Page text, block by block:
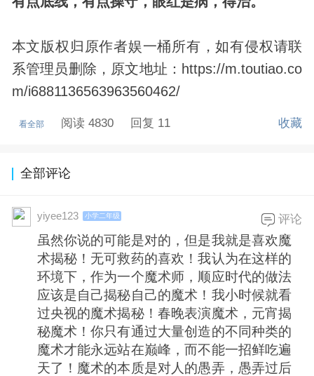
本文版权归原作者娱一桶所有，如有侵权请联
系管理员删除，原文地址：https://m.toutiao.co
m/i6881136563963560462/
看全部 阅读 4830 回复 11 收藏
全部评论
yiyee123 小学二年级
虽然你说的可能是对的，但是我就是喜欢魔
术揭秘！无可救药的喜欢！我认为在这样的
环境下，作为一个魔术师，顺应时代的做法
应该是自己揭秘自己的魔术！我小时候就看
过央视的魔术揭秘！春晚表演魔术，元宵揭
秘魔术！你只有通过大量创造的不同种类的
魔术才能永远站在巅峰，而不能一招鲜吃遍
天了！魔术的本质是对人的愚弄，愚弄过后
评论